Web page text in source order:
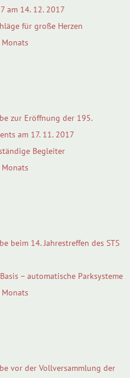
am 14. 12. 2017
für große Herzen
zur Eröffnung der 195.
am 17. 11. 2017
Begleiter
beim 14. Jahrestreffen des STS
– automatische Parksysteme
vor der Vollversammlung der